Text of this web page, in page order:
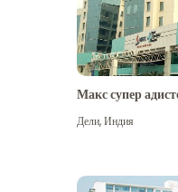
Макс супер
Дели,Индия